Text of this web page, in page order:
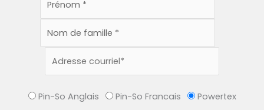
Pin-So Anglais Pin-So Francais Powertex